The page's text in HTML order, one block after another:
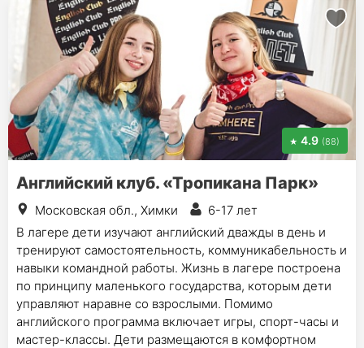
4.9 (88)
Английский клуб. «Тропикана Парк»
Московская обл., Химки
6-17 лет
В лагере дети изучают английский дважды в день и
тренируют самостоятельность, коммуникабельность и
навыки командной работы. Жизнь в лагере построена
по принципу маленького государства, которым дети
управляют наравне со взрослыми. Помимо
английского программа включает игры, спорт-часы и
мастер-классы. Дети размещаются в комфортном